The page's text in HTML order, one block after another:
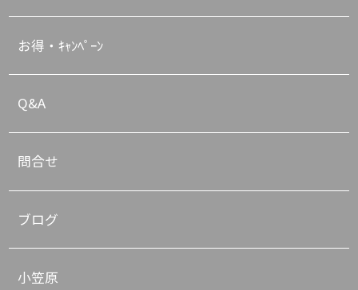
お得・ｷｬﾝﾍﾟｰﾝ
Q&A
問合せ
ブログ
小笠原